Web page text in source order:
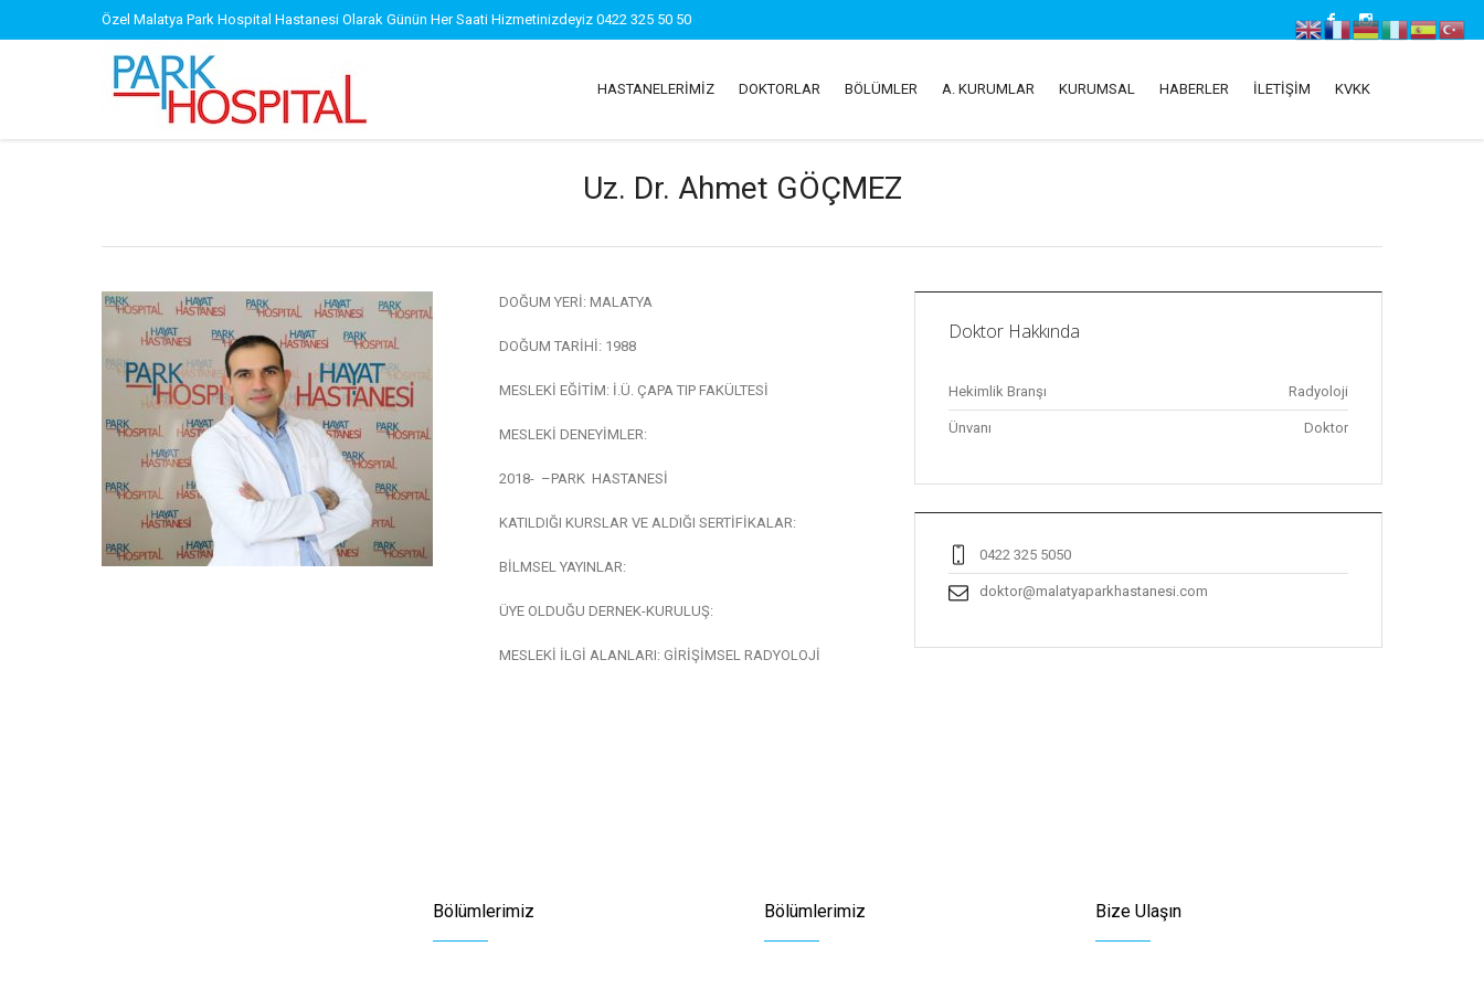
Özel Malatya Park Hospital Hastanesi Olarak Günün Her Saati Hizmetinizdeyiz 0422 325 50 50
HASTANELERIMIZ DOKTORLAR BÖLÜMLER A. KURUMLAR KURUMSAL HABERLER İLETIŞIM KVKK
Uz. Dr. Ahmet GÖÇMEZ
DOĞUM YERİ: MALATYA
DOĞUM TARİHİ: 1988
MESLEKİ EĞİTİM: İ.Ü. ÇAPA TIP FAKÜLTESİ
MESLEKİ DENEYİMLER:
2018- –PARK HASTANESİ
KATILDIĞI KURSLAR VE ALDIĞI SERTİFİKALAR:
BİLMSEL YAYINLAR:
ÜYE OLDUĞU DERNEK-KURULUŞ:
MESLEKİ İLGİ ALANLARI: GİRİŞİMSEL RADYOLOJİ
Doktor Hakkında
Hekimlik Branşı Radyoloji
Ünvanı Doktor
0422 325 5050
doktor@malatyaparkhastanesi.com
Bölümlerimiz Bölümlerimiz Bize Ulaşın